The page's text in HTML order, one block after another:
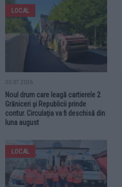
LOCAL
30.07.2026
Noul drum care leagă cartierele 2
Grăniceri și Republicii prinde
contur. Circulația va fi deschisă din
luna august
LOCAL